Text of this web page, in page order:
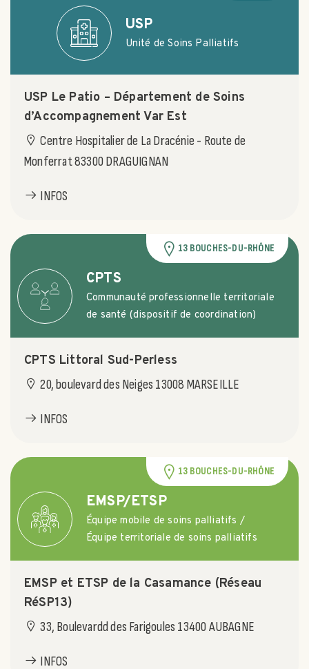
USP
Unité de Soins Palliatifs
USP Le Patio – Département de Soins
d’Accompagnement Var Est
Centre Hospitalier de La Dracénie - Route de
Monferrat 83300 DRAGUIGNAN
INFOS
CPTS
Communauté professionnelle territoriale
de santé (dispositif de coordination)
13 BOUCHES-DU-RHÔNE
CPTS Littoral Sud-Perless
20, boulevard des Neiges 13008 MARSEILLE
INFOS
EMSP/ETSP
Équipe mobile de soins palliatifs /
Équipe territoriale de soins palliatifs
13 BOUCHES-DU-RHÔNE
EMSP et ETSP de la Casamance (Réseau
RéSP13)
33, Boulevardd des Farigoules 13400 AUBAGNE
INFOS